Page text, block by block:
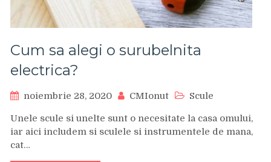
Cum sa alegi o surubelnita
electrica?
noiembrie 28, 2020 CMIonut Scule
Unele scule si unelte sunt o necesitate la casa omului,
iar aici includem si sculele si instrumentele de mana,
cat…